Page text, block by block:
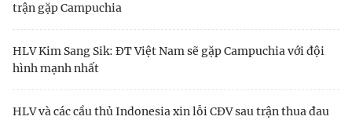
trận gặp Campuchia
HLV Kim Sang Sik: ĐT Việt Nam sẽ gặp Campuchia với đội
hình mạnh nhất
HLV và các cầu thủ Indonesia xin lỗi CĐV sau trận thua đau